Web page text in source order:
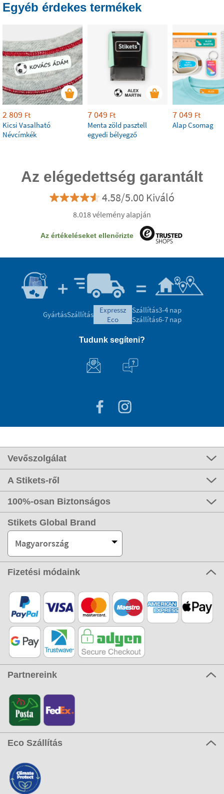
Egyéb érdekes termékek
2 809 Ft
Kicsi Vasalható
Névcímkék
7 049 Ft
Menta zöld pasztell
egyedi bélyegző
7 049 Ft
Alap Csomag
Az elégedettség garantált
4.58/5.00 Kiváló
8.018 vélemény alapján
Az értékeléseket ellenőrizte
GyártásSzállítás
expressz
eco
Szállítás3-4 nap
Szállítás6-7 nap
Tudunk segíteni?
Vevőszolgálat
A Stikets-ről
100%-osan Biztonságos
Stikets Global Brand
Magyarország
Fizetési módaink
Partnereink
Eco Szállítás